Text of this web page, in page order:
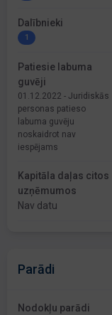
Dalībnieki
1
Patiesie labuma
guvēji
01.12.2022 - Juridiskās
personas patieso
labuma guvēju
noskaidrot nav
iespējams
Kapitāla daļas citos
uzņēmumos
Nav datu
Parādi
Nodokļu parādi